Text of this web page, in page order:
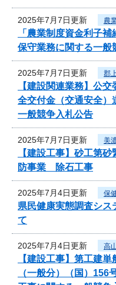
2025年7月7日更新 農
「農業制度資金利子
保守業務に関する一般
2025年7月7日更新 郡
【建設関連業務】公
全交付金（交通安全）
一般競争入札公告
2025年7月7日更新 美
【建設工事】砂工第
防事業 除石工事
2025年7月4日更新 保
県民健康実態調査シス
て
2025年7月4日更新 高
【建設工事】第工建
（一般分）（国）156